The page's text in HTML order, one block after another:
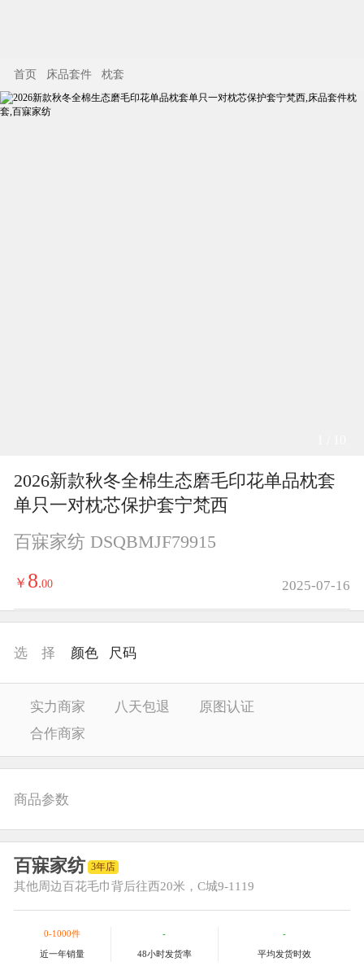
首页 床品套件 枕套
2026新款秋冬全棉生态磨毛印花单品枕套
单只一对枕芯保护套宁梵西
百寐家纺 DSQBMJF79915
￥ 8.00 2025-07-16
选 择 颜色 尺码
实力商家 八天包退
原图认证
合作商家
商品参数
百寐家纺 3年店
其他周边百花毛巾背后往西20米，C城9-1119
0-1000件
近一年销量
-
48小时发货率
-
平均发货时效